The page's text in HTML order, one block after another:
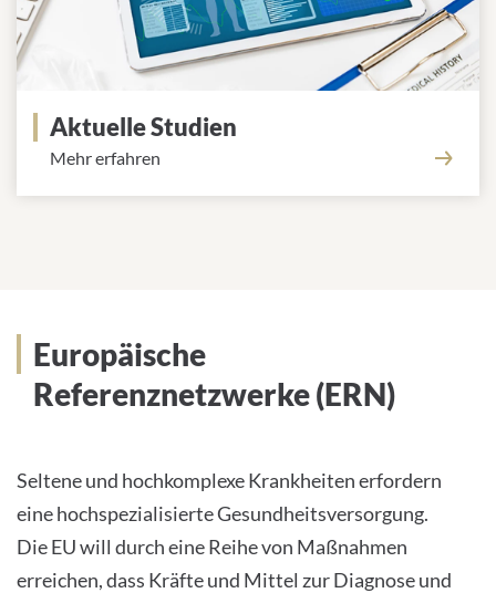
Aktuelle Studien
Mehr erfahren
Europäische
Referenznetzwerke (ERN)
Seltene und hochkomplexe Krankheiten erfordern
eine hochspezialisierte Gesundheitsversorgung.
Die EU will durch eine Reihe von Maßnahmen
erreichen, dass Kräfte und Mittel zur Diagnose und